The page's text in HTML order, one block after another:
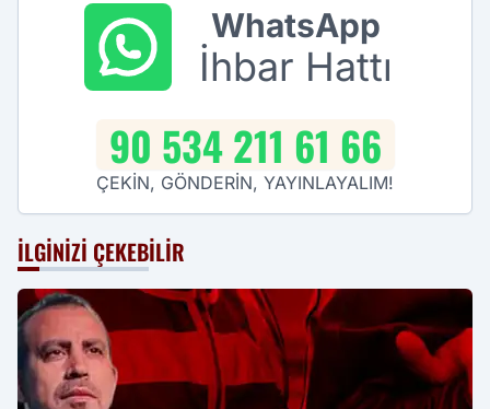
WhatsApp
İhbar Hattı
90 534 211 61 66
ÇEKİN, GÖNDERİN, YAYINLAYALIM!
İLGINIZI ÇEKEBILIR